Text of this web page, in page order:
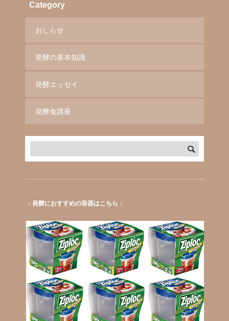
Category
おしらせ
発酵の基本知識
発酵エッセイ
発酵食講座
↓ 発酵におすすめの容器はこちら ↓